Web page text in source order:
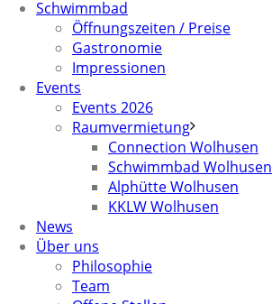
Schwimmbad
Öffnungszeiten / Preise
Gastronomie
Impressionen
Events
Events 2026
Raumvermietung
Connection Wolhusen
Schwimmbad Wolhusen
Alphütte Wolhusen
KKLW Wolhusen
News
Über uns
Philosophie
Team